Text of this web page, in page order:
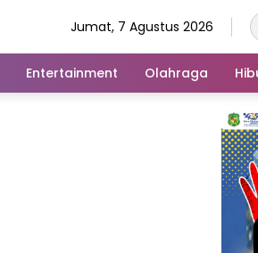
Jumat, 7 Agustus 2026
Entertainment Olahraga